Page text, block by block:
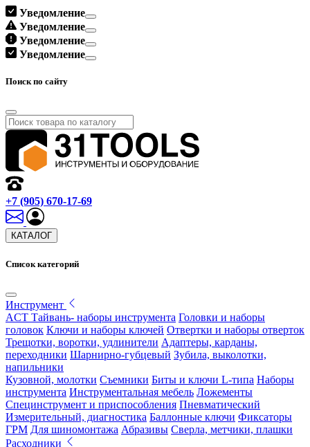
Уведомление
Уведомление
Уведомление
Уведомление
Поиск по сайту
+7 (905) 670-17-69
КАТАЛОГ
Список категорий
Инструмент
ACT Тайвань- наборы инструмента Головки и наборы
головок Ключи и наборы ключей Отвертки и наборы отверток
Трещотки, воротки, удлинители Адаптеры, карданы,
переходники Шарнирно-губцевый Зубила, выколотки,
напильники
Кузовной, молотки Съемники Биты и ключи L-типа Наборы
инструмента Инструментальная мебель Ложементы
Специнструмент и приспособления Пневматический
Измерительный, диагностика Баллонные ключи Фиксаторы
ГРМ Для шиномонтажа Абразивы Сверла, метчики, плашки
Расходники